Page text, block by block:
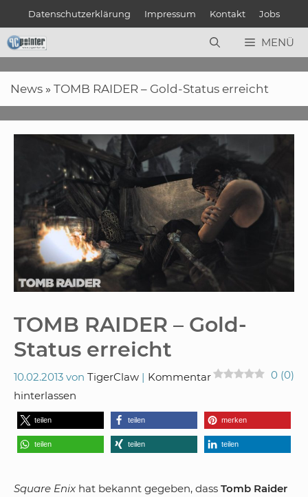
springen
Datenschutzerklärung Impressum Kontakt Jobs
MENÜ
News » TOMB RAIDER – Gold-Status erreicht
TOMB RAIDER – Gold-
Status erreicht
10.02.2013 von TigerClaw 0 (0)
Kommentar
hinterlassen
teilen teilen merken
teilen teilen teilen
Square Enix hat bekannt gegeben, dass Tomb Raider